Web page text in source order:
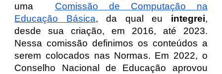
uma Comissão de Computação na
Educação Básica, da qual eu integrei,
desde sua criação, em 2016, até 2023.
Nessa comissão definimos os conteúdos a
serem colocados nas Normas. Em 2022, o
Conselho Nacional de Educação aprovou